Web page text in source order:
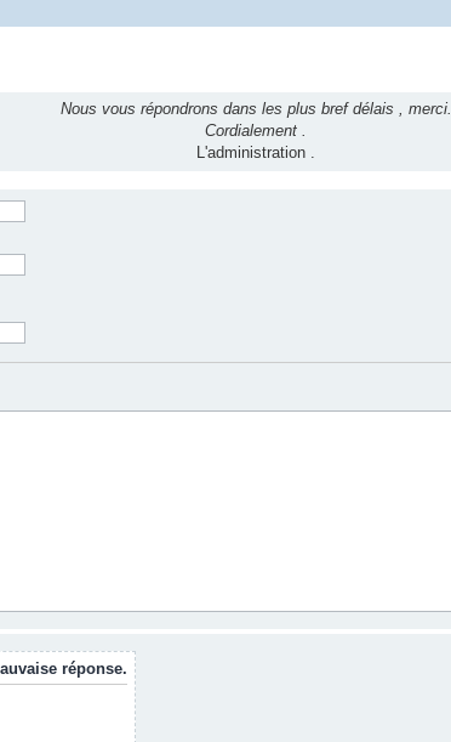
Nous vous répondrons dans les plus bref délais , merci.
Cordialement .
L'administration .
réponse.